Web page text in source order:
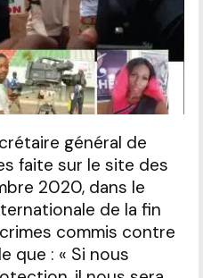
général de
faite sur le site des
2020, dans le
de la fin
commis contre
que : « Si nous